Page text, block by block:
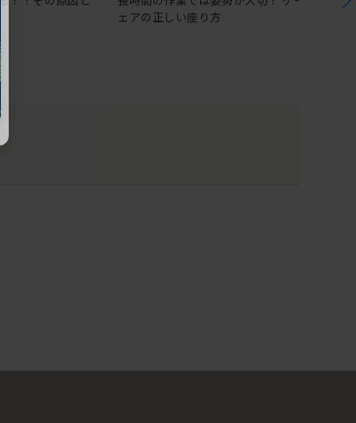
ェアの正しい座り方